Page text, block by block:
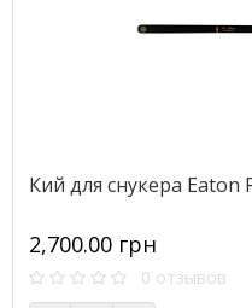
Кий для снукера Eaton
2,700.00 грн
0 отзывов